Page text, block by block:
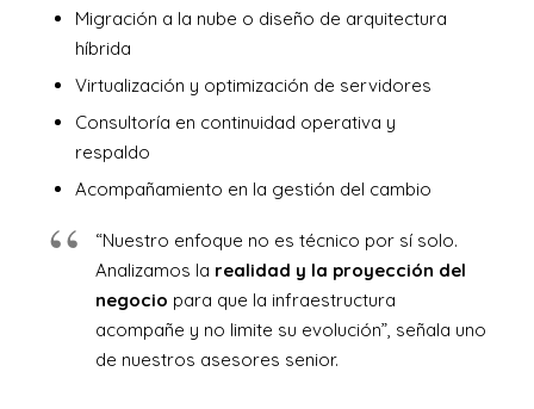
Migración a la nube o diseño de arquitectura
híbrida
Virtualización y optimización de servidores
Consultoría en continuidad operativa y
respaldo
Acompañamiento en la gestión del cambio
“Nuestro enfoque no es técnico por sí solo.
Analizamos la realidad y la proyección del
negocio para que la infraestructura
acompañe y no limite su evolución”, señala uno
de nuestros asesores senior.